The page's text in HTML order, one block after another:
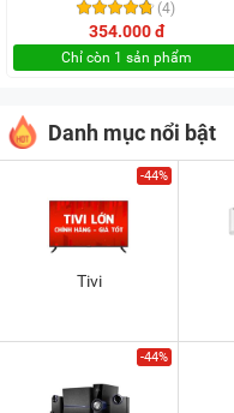
(4)
354.000 đ
Chỉ còn 1 sản phẩm
Danh mục nổi bật
-44%
Tivi
-44%